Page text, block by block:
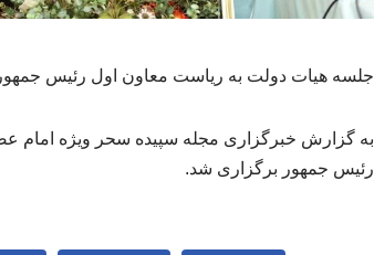
جلسه هیات دولت به ریاست معاون اول رئیس
به گزارش خبرگزاری مجله سپیده سحر ویژه
رئیس جمهور برگزاری شد.